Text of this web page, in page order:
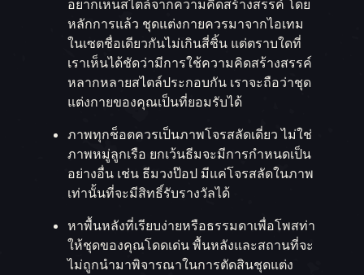
อยากเห็นสไตล์จากความคิดสร้างสรรค์ โดย
หลักการแล้ว ชุดแต่งกายควรมาจากไอเทม
ในเซตชื่อเดียวกันไม่เกินสี่ชิ้น แต่ตราบใดที่
เราเห็นได้ชัดว่ามีการใช้ความคิดสร้างสรรค์
หลากหลายสไตล์ประกอบกัน เราจะถือว่าชุด
แต่งกายของคุณเป็นที่ยอมรับได้
ภาพทุกช็อตควรเป็นภาพโจรสลัดเดี่ยว ไม่ใช่
ภาพหมู่ลูกเรือ ยกเว้นธีมจะมีการกำหนดเป็น
อย่างอื่น เช่น ธีมวงป๊อป มีแค่โจรสลัดในภาพ
เท่านั้นที่จะมีสิทธิ์รับรางวัลได้
หาพื้นหลังที่เรียบง่ายหรือธรรมดาเพื่อโพสท่า
ให้ชุดของคุณโดดเด่น พื้นหลังและสถานที่จะ
ไม่ถูกนำมาพิจารณาในการตัดสินชุดแต่ง